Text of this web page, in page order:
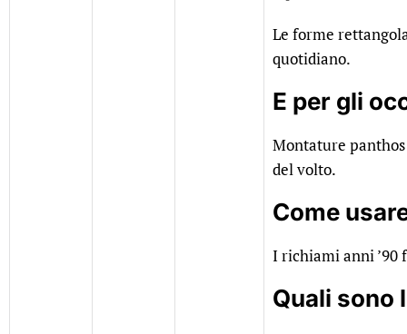
Le forme
quotidiano.
E per gli
Montature
del volto.
Come
I richiami anni ’90
Quali sono